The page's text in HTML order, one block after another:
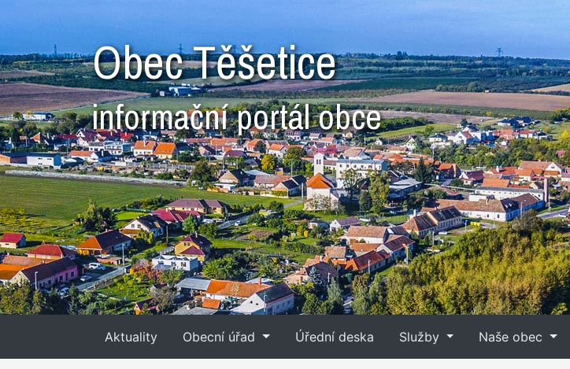
Obec Těšetice
informační portál obce
Aktuality Obecní úřad Úřední deska Služby Naše obec